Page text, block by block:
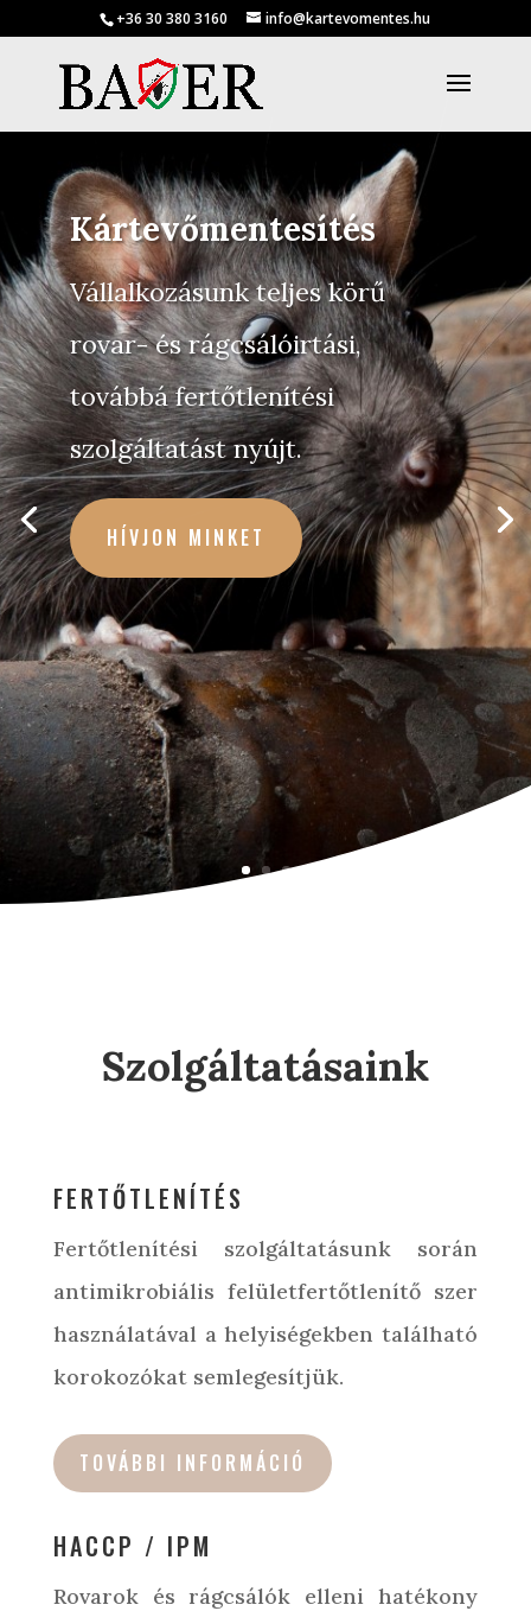
+36 30 380 3160 info@kartevomentes.hu
Kártevőmentesítés
Vállalkozásunk teljes körű
rovar- és rágcsálóirtási,
továbbá fertőtlenítési
szolgáltatást nyújt.
HÍVJON MINKET
Szolgáltatásaink
FERTŐTLENÍTÉS
Fertőtlenítési szolgáltatásunk során
antimikrobiális felületfertőtlenítő szer
használatával a helyiségekben található
korokozókat semlegesítjük.
TOVÁBBI INFORMÁCIÓ
HACCP / IPM
Rovarok és rágcsálók elleni hatékony